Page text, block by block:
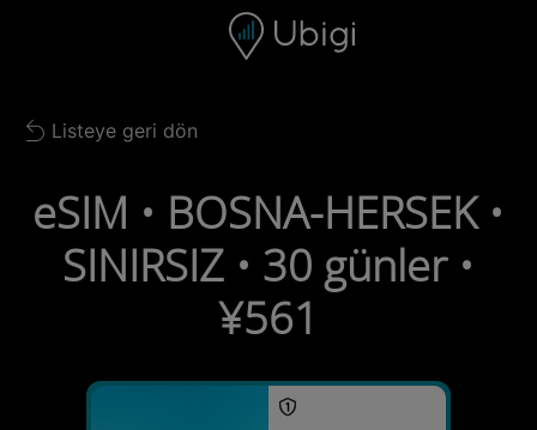
Gezinme çubuğu Alt bilgi
Back to list
Listeye geri dön
eSIM • BOSNA-HERSEK •
SINIRSIZ • 30 günler •
¥561